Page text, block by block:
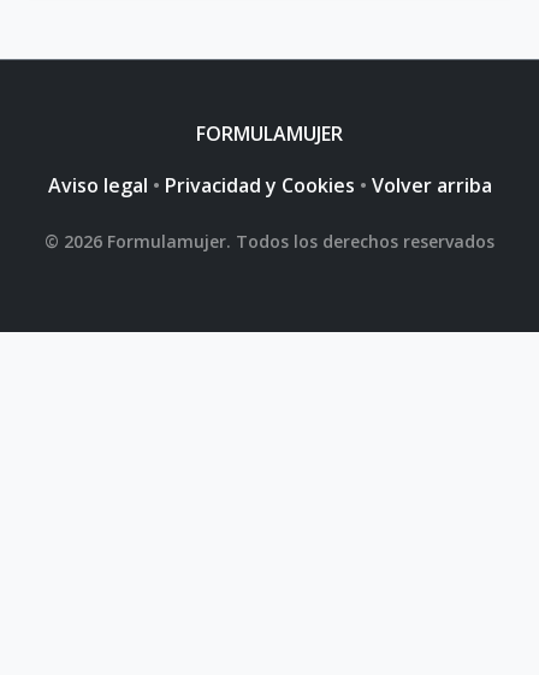
FORMULAMUJER
Aviso legal • Privacidad y Cookies • Volver arriba
© 2026 Formulamujer. Todos los derechos reservados